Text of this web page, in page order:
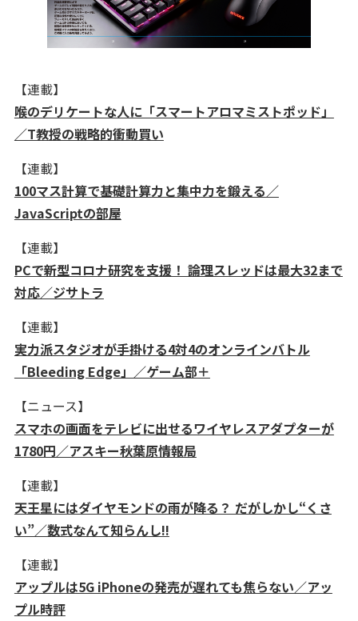
【連載】
喉のデリケートな人に「スマートアロマミストポッド」
／T教授の戦略的衝動買い
【連載】
100マス計算で基礎計算力と集中力を鍛える／
JavaScriptの部屋
【連載】
PCで新型コロナ研究を支援！ 論理スレッドは最大32まで
対応／ジサトラ
【連載】
実力派スタジオが手掛ける4対4のオンラインバトル
「Bleeding Edge」／ゲーム部＋
【ニュース】
スマホの画面をテレビに出せるワイヤレスアダプターが
1780円／アスキー秋葉原情報局
【連載】
天王星にはダイヤモンドの雨が降る？ だがしかし“くさ
い”／数式なんて知らんし!!
【連載】
アップルは5G iPhoneの発売が遅れても焦らない／アッ
プル時評